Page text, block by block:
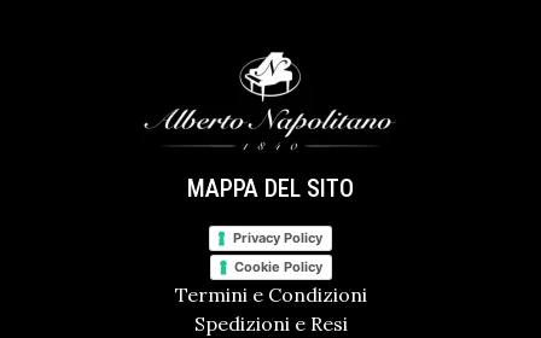
MAPPA DEL SITO
Privacy Policy
Cookie Policy
Termini e Condizioni
Spedizioni e Resi